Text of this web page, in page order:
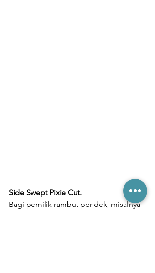
Side Swept Pixie Cut.
Bagi pemilik rambut pendek, misalnya